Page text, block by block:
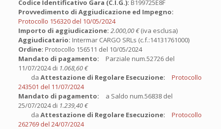
Codice Identificativo Gara (C.I.G.): B199725E8F
Provvedimento di Aggiudicazione ed Impegno:
Protocollo 156320 del 10/05/2024
Importo di aggiudicazione: 2.000,00 €(iva esclusa)
Aggiudicatario: Intermar CARGO SRLs (c.f.:14131761000)
Ordine: Protocollo 156511 del 10/05/2024
Mandato di pagamento: Parziale num.52726 del
11/07/2024 di 1.068,60 €
da Attestazione di Regolare Esecuzione:
Protocollo
243501 del 11/07/2024
Mandato di pagamento: a Saldo num.56838 del
25/07/2024 di 1.239,40 €
da Attestazione di Regolare Esecuzione:
Protocollo
262769 del 24/07/2024